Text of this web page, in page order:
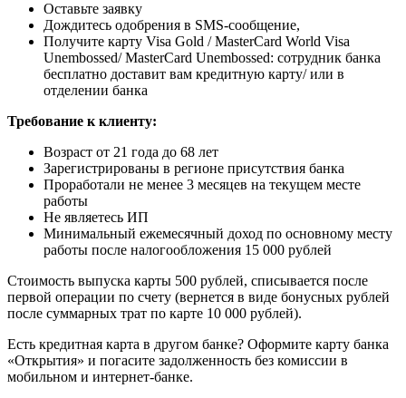
Оставьте заявку
Дождитесь одобрения в SMS-сообщение,
Получите карту Visa Gold / MasterCard World Visa
Unembossed/ MasterCard Unembossed: сотрудник банка
бесплатно доставит вам кредитную карту/ или в
отделении банка
Требование к клиенту:
Возраст от 21 года до 68 лет
Зарегистрированы в регионе присутствия банка
Проработали не менее 3 месяцев на текущем месте
работы
Не являетесь ИП
Минимальный ежемесячный доход по основному месту
работы после налогообложения 15 000 рублей
Стоимость выпуска карты 500 рублей, списывается после
первой операции по счету (вернется в виде бонусных рублей
после суммарных трат по карте 10 000 рублей).
Есть кредитная карта в другом банке? Оформите карту банка
«Открытия» и погасите задолженность без комиссии в
мобильном и интернет-банке.